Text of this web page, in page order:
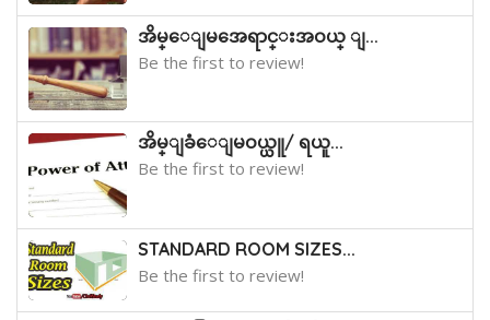
အိမ္ေျမအေရာင္းအဝယ္ ျ...
Be the first to review!
အိမ္ျခံေျမဝယ္ယူ/ ရယူ...
Be the first to review!
STANDARD ROOM SIZES...
Be the first to review!